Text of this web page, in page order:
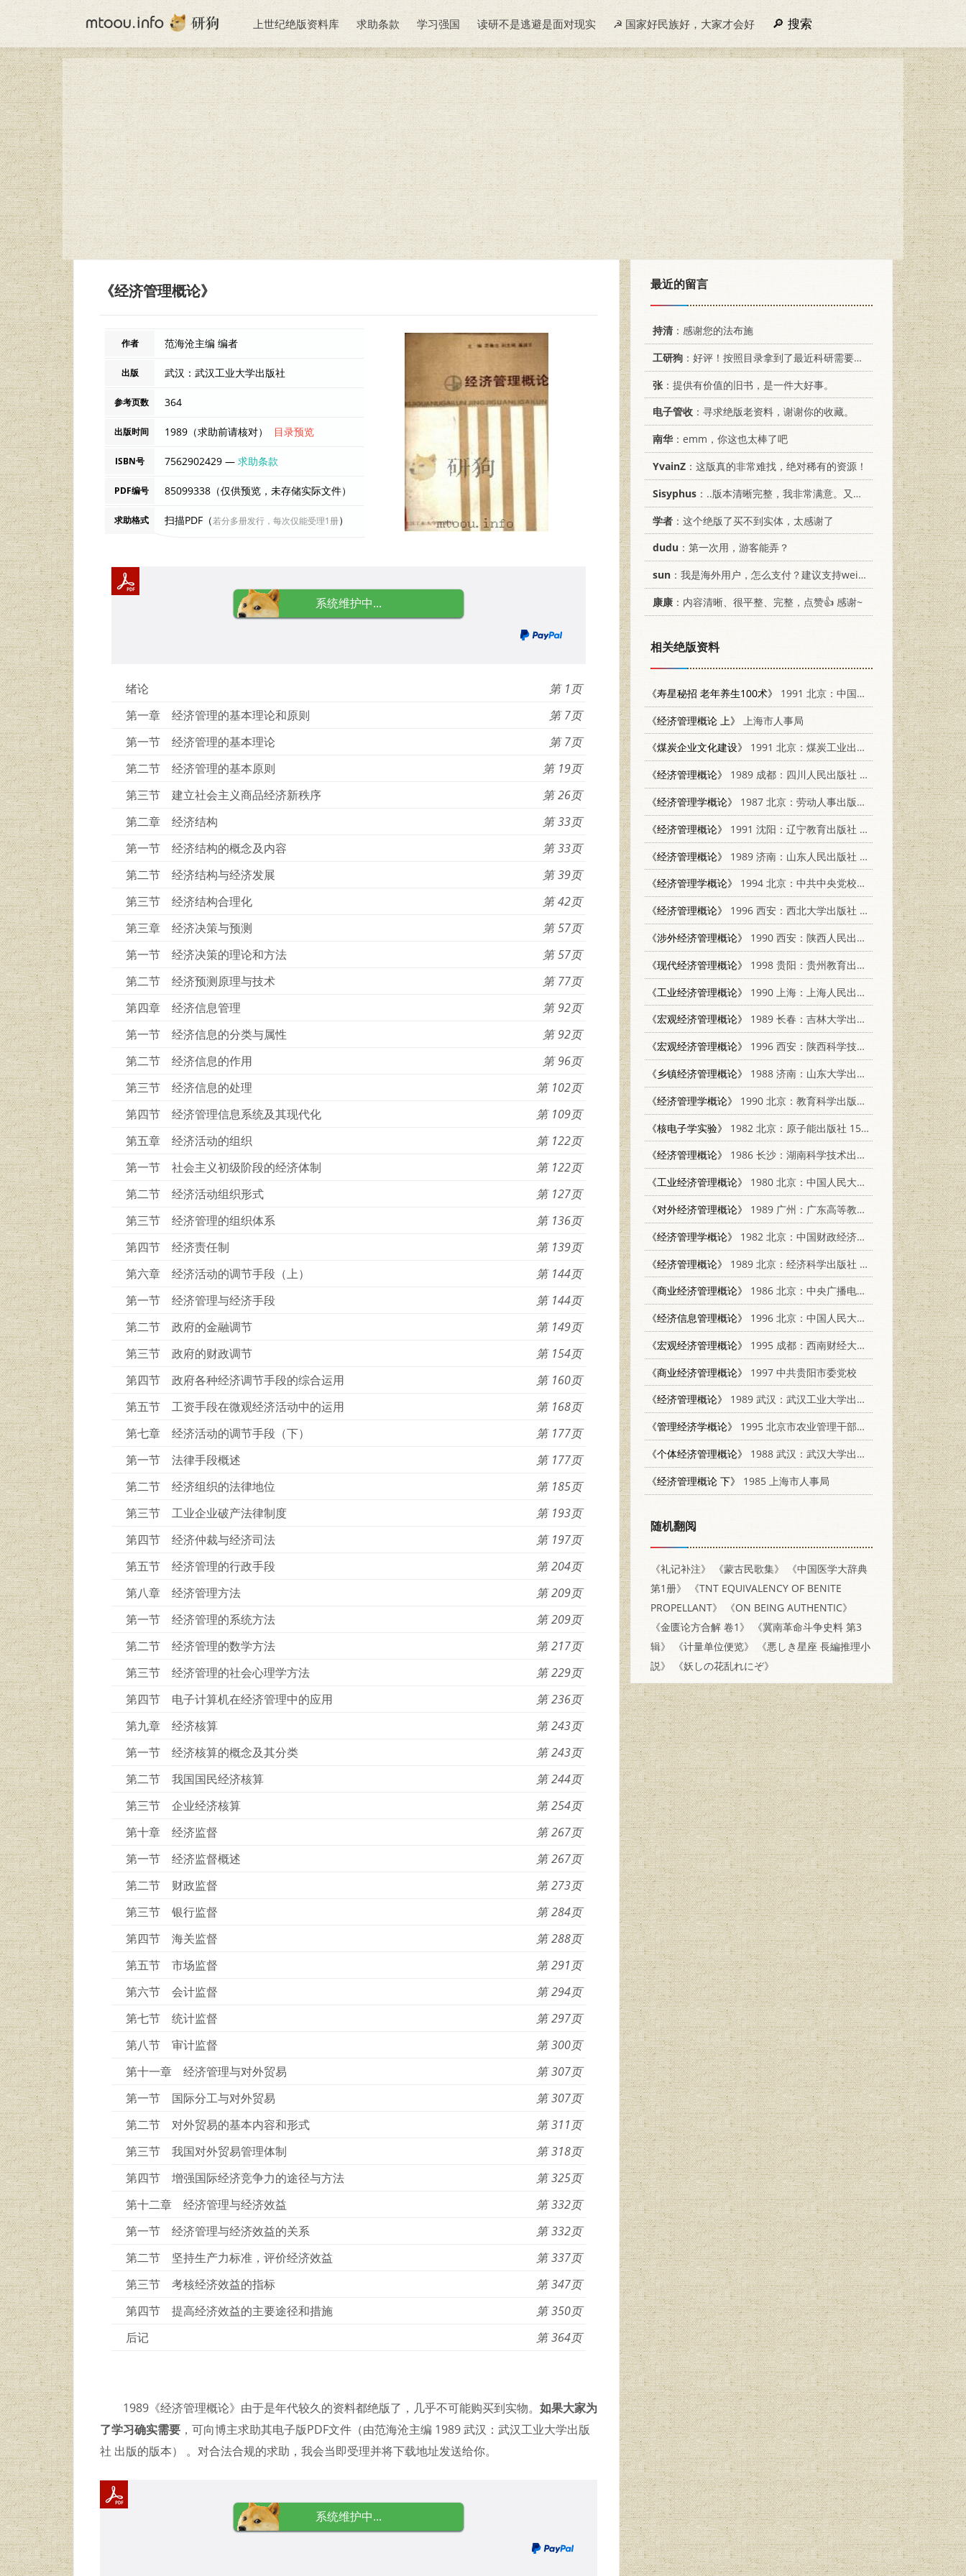
上世纪绝版资料库 求助条款 学习强国 读研不是逃避是面对现实 ☭ 国家好民族好，大家才会好 搜索
《经济管理概论》
作者 范海沧主编 编者
出版 武汉：武汉工业大学出版社
参考页数 364
出版时间 1989（求助前请核对） 目录预览
ISBN号 7562902429 —求助条款
PDF编号 85099338（仅供预览，未存储实际文件）
求助格式 扫描PDF（若分多册发行，每次仅能受理1册）
系统维护中...
绪论
1
第一章 经济管理的基本理论和原则
7
第一节 经济管理的基本理论
7
第二节 经济管理的基本原则
19
第三节 建立社会主义商品经济新秩序
26
第二章 经济结构
33
第一节 经济结构的概念及内容
33
第二节 经济结构与经济发展
39
第三节 经济结构合理化
42
第三章 经济决策与预测
57
第一节 经济决策的理论和方法
57
第二节 经济预测原理与技术
77
第四章 经济信息管理
92
第一节 经济信息的分类与属性
92
第二节 经济信息的作用
96
第三节 经济信息的处理
102
第四节 经济管理信息系统及其现代化
109
第五章 经济活动的组织
122
第一节 社会主义初级阶段的经济体制
122
第二节 经济活动组织形式
127
第三节 经济管理的组织体系
136
第四节 经济责任制
139
第六章 经济活动的调节手段（上）
144
第一节 经济管理与经济手段
144
第二节 政府的金融调节
149
第三节 政府的财政调节
154
第四节 政府各种经济调节手段的综合运用
160
第五节 工资手段在微观经济活动中的运用
168
第七章 经济活动的调节手段（下）
177
第一节 法律手段概述
177
第二节 经济组织的法律地位
185
第三节 工业企业破产法律制度
193
第四节 经济仲裁与经济司法
197
第五节 经济管理的行政手段
204
第八章 经济管理方法
209
第一节 经济管理的系统方法
209
第二节 经济管理的数学方法
217
第三节 经济管理的社会心理学方法
229
第四节 电子计算机在经济管理中的应用
236
第九章 经济核算
243
第一节 经济核算的概念及其分类
243
第二节 我国国民经济核算
244
第三节 企业经济核算
254
第十章 经济监督
267
第一节 经济监督概述
267
第二节 财政监督
273
第三节 银行监督
284
第四节 海关监督
288
第五节 市场监督
291
第六节 会计监督
294
第七节 统计监督
297
第八节 审计监督
300
第十一章 经济管理与对外贸易
307
第一节 国际分工与对外贸易
307
第二节 对外贸易的基本内容和形式
311
第三节 我国对外贸易管理体制
318
第四节 增强国际经济竞争力的途径与方法
325
第十二章 经济管理与经济效益
332
第一节 经济管理与经济效益的关系
332
第二节 坚持生产力标准，评价经济效益
337
第三节 考核经济效益的指标
347
第四节 提高经济效益的主要途径和措施
350
后记
364
1989《经济管理概论》由于是年代较久的资料都绝版了，几乎不可能购买到实物。 如果大家为
了学习确实需要 ，可向博主求助其电子版PDF文件（由范海沧主编 1989 武汉：武汉工业大学出版
社 出版的版本） 。对合法合规的求助，我会当即受理并将下载地址发送给你。
系统维护中...
最近的留言
持清：感谢您的法布施
工研狗 ：好评！按照目录拿到了最近科研需要的材料！
张 ：提供有价值的旧书，是一件大好事。
电子管收 ：寻求绝版老资料，谢谢你的收藏。
南华：emm，你这也太棒了吧
YvainZ ：这版真的非常难找，绝对稀有的资源！
Sisyphus ：..版本清晰完整，我非常满意。又及，这本《话语的真相》...
学者 ：这个绝版了买不到实体，太感谢了
dudu ：第一次用，游客能弄？
sun ：我是海外用户，怎么支付？建议支持weixin支付
康康 ：内容清晰、很平整、完整，点赞👍 感谢~
相关绝版资料
《寿星秘招 老年养生100术》
1991 北京：中国国际广播出版社 7507801624
《经济管理概论 上》
上海市人事局
《煤炭企业文化建设》
1991 北京：煤炭工业出版社 7502005390
《经济管理概论》
1989 成都：四川人民出版社 7220005407
《经济管理学概论》
1987 北京：劳动人事出版社 7504500658
《经济管理概论》
1991 沈阳：辽宁教育出版社 7538217606
《经济管理概论》
1989 济南：山东人民出版社 7209003711
《经济管理学概论》
1994 北京：中共中央党校出版社 7503511044
《经济管理概论》
1996 西安：西北大学出版社 7560411088
《涉外经济管理概论》
1990 西安：陕西人民出版社 7224010987
《现代经济管理概论》
1998 贵阳：贵州教育出版社 7805838879
《工业经济管理概论》
1990 上海：上海人民出版社 7208009244
《宏观经济管理概论》
1989 长春：吉林大学出版社 756010276X
《宏观经济管理概论》
1996 西安：陕西科学技术出版社 7536925913
《乡镇经济管理概论》
1988 济南：山东大学出版社 7560700780
《经济管理学概论》
1990 北京：教育科学出版社 7504103225
《核电子学实验》
1982 北京：原子能出版社 15175·379
《经济管理概论》
1986 长沙：湖南科学技术出版社 7535700837
《工业经济管理概论》
1980 北京：中国人民大学出版社 4011·411
《对外经济管理概论》
1989 广州：广东高等教育出版社 7536102461
《经济管理学概论》
1982 北京：中国财政经济出版社 4166·391
《经济管理概论》
1989 北京：经济科学出版社 7505802666
《商业经济管理概论》
1986 北京：中央广播电视大学出版社 4300·170
《经济信息管理概论》
1996 北京：中国人民大学出版社 7300021425
《宏观经济管理概论》
1995 成都：西南财经大学出版社 7810179128
《商业经济管理概论》
1997 中共贵阳市委党校
《经济管理概论》
1989 武汉：武汉工业大学出版社 7562902429
《管理经济学概论》
1995 北京市农业管理干部学院
《个体经济管理概论》
1988 武汉：武汉大学出版社 7307003406
《经济管理概论 下》
1985 上海市人事局
随机翻阅
《礼记补注》 《蒙古民歌集》
《中国医学大辞典
第1册》
《TNT EQUIVALENCY OF BENITE
PROPELLANT》
《ON BEING AUTHENTIC》
《金匮论方合解 卷1》
《冀南革命斗争史料 第3
辑》
《计量单位便览》
《悪しき星座 長編推理小
説》
《妖しの花乱れにぞ》